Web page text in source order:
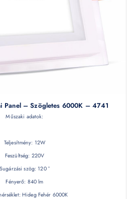
Panel – Szögletes 6000K – 4741
Műszaki adatok:
Teljesítmény: 12W
Feszültség: 220V
Sugárzási szög: 120 °
Fényerő: 840 lm
Hideg Fehér 6000K